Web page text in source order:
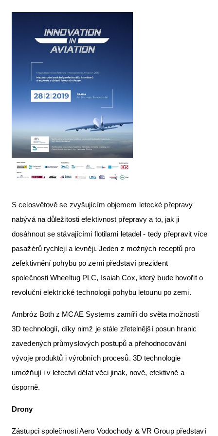
S celosvětově se zvyšujícím objemem letecké přepravy
nabývá na důležitosti efektivnost přepravy a to, jak ji
dosáhnout se stávajícími flotilami letadel - tedy přepravit více
pasažérů rychleji a levněji. Jeden z možných receptů pro
zefektivnění pohybu po zemi představí prezident
společnosti Wheeltug PLC, Isaiah Cox, který bude hovořit o
revoluční elektrické technologii pohybu letounu po zemi.
Ambróz Both z MCAE Systems zamíří do světa možností
3D technologií, díky nimž je stále zřetelnější posun hranic
zavedených průmyslových postupů a přehodnocování
vývoje produktů i výrobních procesů. 3D technologie
umožňují i v letectví dělat věci jinak, nově, efektivně a
úsporně.
Drony
Zástupci společnosti Aero Vodochody & VR Group představí